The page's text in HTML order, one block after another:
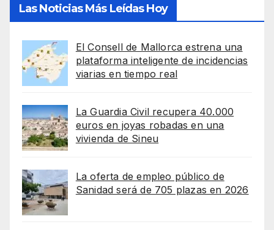
Las Noticias Más Leídas Hoy
El Consell de Mallorca estrena una
plataforma inteligente de incidencias
viarias en tiempo real
La Guardia Civil recupera 40.000
euros en joyas robadas en una
vivienda de Sineu
La oferta de empleo público de
Sanidad será de 705 plazas en 2026